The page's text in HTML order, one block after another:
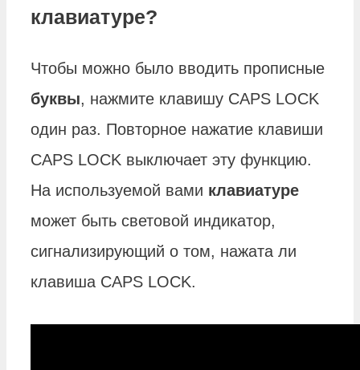
клавиатуре?
Чтобы можно было вводить прописные
буквы, нажмите клавишу CAPS LOCK
один раз. Повторное нажатие клавиши
CAPS LOCK выключает эту функцию.
На используемой вами клавиатуре
может быть световой индикатор,
сигнализирующий о том, нажата ли
клавиша CAPS LOCK.